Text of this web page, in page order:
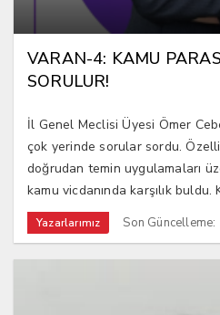
VARAN-4: KAMU
SORULUR!
İl Genel Meclisi Üyesi Ömer
çok yerinde sorular sordu.
doğrudan temin uygulamaları
kamu vicdanında karşılık buldu.
Yazarlarımız Son Güncelleme: